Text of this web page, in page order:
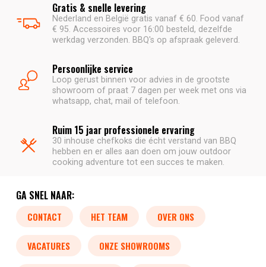
Gratis & snelle levering
Nederland en België gratis vanaf € 60. Food vanaf
€ 95. Accessoires voor 16:00 besteld, dezelfde
werkdag verzonden. BBQ's op afspraak geleverd.
Persoonlijke service
Loop gerust binnen voor advies in de grootste
showroom of praat 7 dagen per week met ons via
whatsapp, chat, mail of telefoon.
Ruim 15 jaar professionele ervaring
30 inhouse chefkoks die écht verstand van BBQ
hebben en er alles aan doen om jouw outdoor
cooking adventure tot een succes te maken.
GA SNEL NAAR:
CONTACT HET TEAM OVER ONS
VACATURES ONZE SHOWROOMS